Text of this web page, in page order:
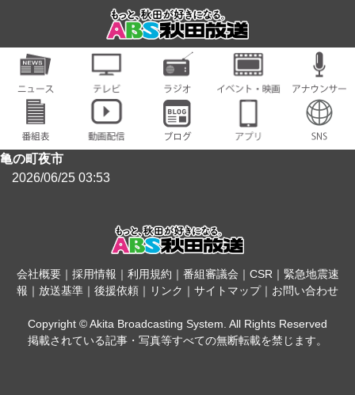
亀の町夜市
2026/06/25 03:53
会社概要｜ 採用情報 ｜ 利用規約 ｜ 番組審議会 ｜ CSR｜ 緊急地震速
報 ｜ 放送基準 ｜ 後援依頼 ｜ リンク ｜ サイトマップ｜ お問い合わせ
Copyright © Akita Broadcasting System. All Rights Reserved
掲載されている記事・写真等すべての無断転載を禁じます。